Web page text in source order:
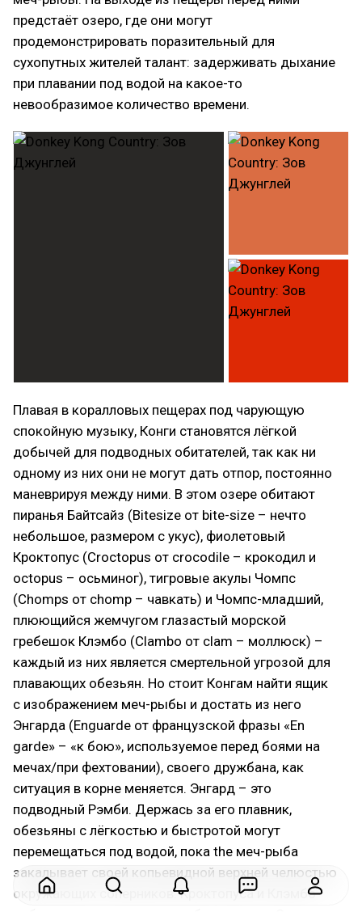
предстаёт озеро, где они могут
продемонстрировать поразительный для
сухопутных жителей талант: задерживать дыхание
при плавании под водой на какое-то
невообразимое количество времени.
Плавая в коралловых пещерах под чарующую
спокойную музыку, Конги становятся лёгкой
добычей для подводных обитателей, так как ни
одному из них они не могут дать отпор, постоянно
маневрируя между ними. В этом озере обитают
пиранья Байтсайз (Bitesize от bite-size – нечто
небольшое, размером с укус), фиолетовый
Кроктопус (Croctopus от crocodile – крокодил и
octopus – осьминог), тигровые акулы Чомпc
(Chomps от chomp – чавкать) и Чомпс-младший,
плюющийся жемчугом глазастый морской
гребешок Клэмбо (Clambo от clam – моллюск) –
каждый из них является смертельной угрозой для
плавающих обезьян. Но стоит Конгам найти ящик
с изображением меч-рыбы и достать из него
Энгарда (Enguarde от французской фразы «En
garde» – «к бою», используемое перед боями на
мечах/при фехтовании), своего дружбана, как
ситуация в корне меняется. Энгард – это
подводный Рэмби. Держась за его плавник,
обезьяны с лёгкостью и быстротой могут
перемещаться под водой, пока the меч-рыба
закалывает своей копьевидной верхней челюстью
окружающих соперников. Кроктопуса и Клэмбо